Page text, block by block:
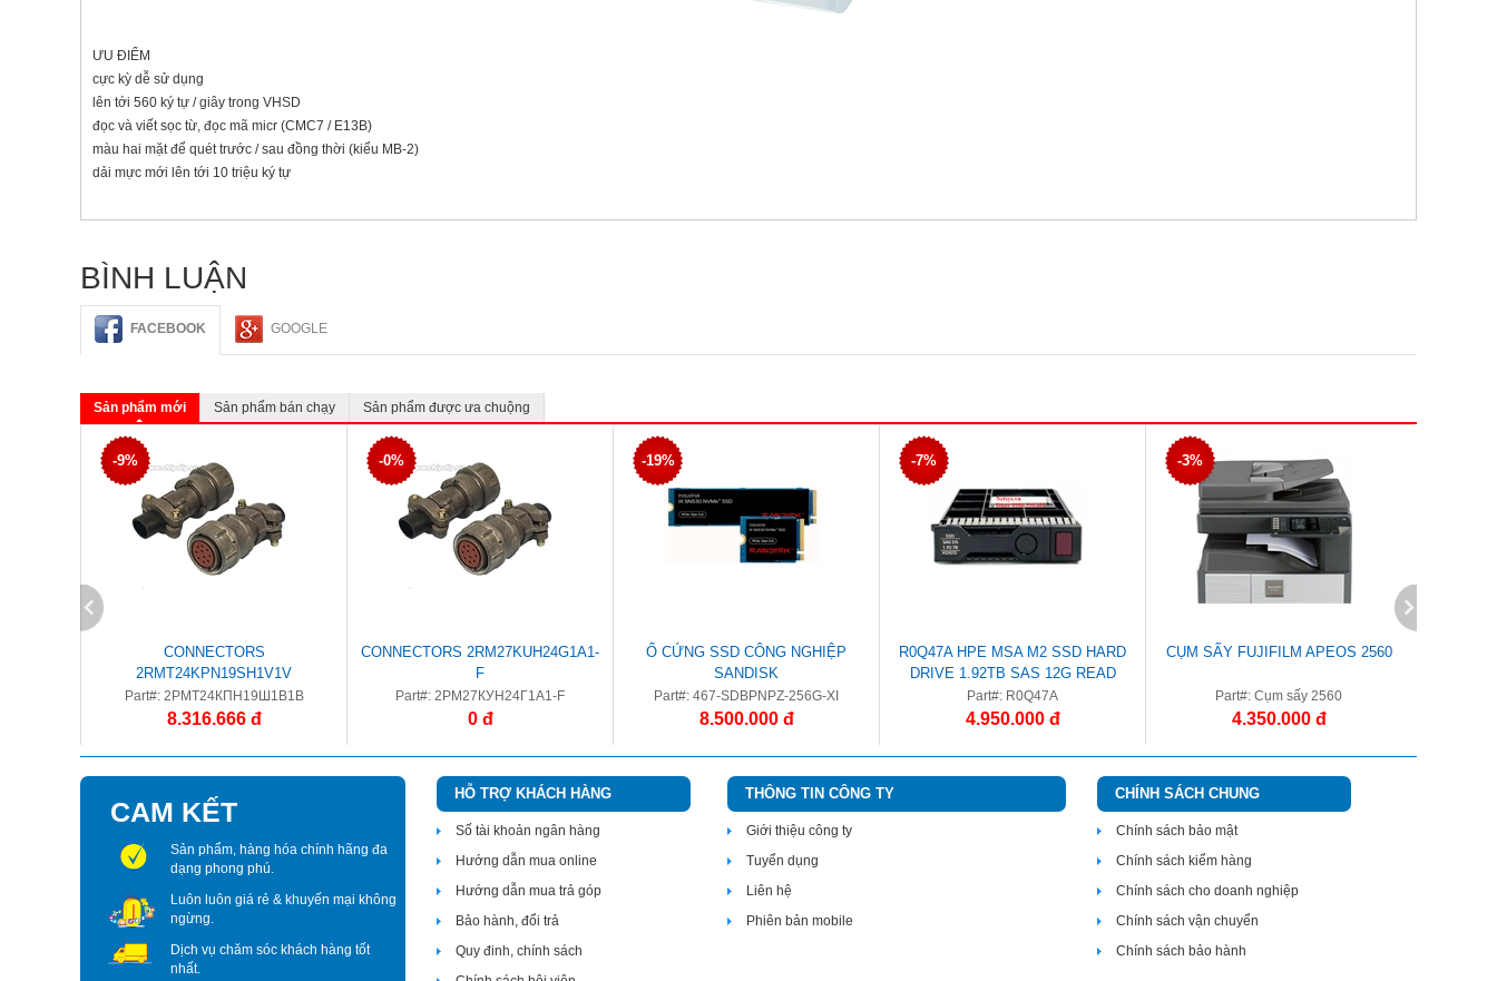
ƯU ĐIỂM
cực kỳ dễ sử dụng
lên tới 560 ký tự / giây trong VHSD
đọc và viết sọc từ, đọc mã micr (CMC7 / E13B)
màu hai mặt để quét trước / sau đồng thời (kiểu MB-2)
dải mực mới lên tới 10 triệu ký tự
BÌNH LUẬN
FACEBOOK GOOGLE
Sản phẩm mới Sản phẩm bán chạy Sản phẩm được ưa chuộng
-9%
CONNECTORS
2RMT24KPN19SH1V1V
Part#: 2РМТ24КПН19Ш1В1В
8.316.666 đ
-0%
CONNECTORS 2RM27KUH24G1A1-
F
Part#: 2РМ27КУН24Г1А1-F
0 đ
-19%
Ổ CỨNG SSD CÔNG NGHIỆP
SANDISK
Part#: 467-SDBPNPZ-256G-XI
8.500.000 đ
-7%
R0Q47A HPE MSA M2 SSD HARD
DRIVE 1.92TB SAS 12G READ
INTENSIVE SFF 2.5IN
Part#: R0Q47A
4.950.000 đ
-3%
CỤM SẤY FUJIFILM APEOS 2560
Part#: Cụm sấy 2560
4.350.000 đ
CAM KẾT
Sản phẩm, hàng hóa chính hãng đa
dạng phong phú.
Luôn luôn giá rẻ & khuyến mại không
ngừng.
Dịch vụ chăm sóc khách hàng tốt
nhất.
HỖ TRỢ KHÁCH HÀNG
Số tài khoản ngân hàng
Hướng dẫn mua online
Hướng dẫn mua trả góp
Bảo hành, đổi trả
Quy đinh, chính sách
THÔNG TIN CÔNG TY
Giới thiệu công ty
Tuyển dụng
Liên hệ
Phiên bản mobile
CHÍNH SÁCH CHUNG
Chính sách bảo mật
Chính sách kiểm hàng
Chính sách cho doanh nghiệp
Chính sách vận chuyển
Chính sách bảo hành